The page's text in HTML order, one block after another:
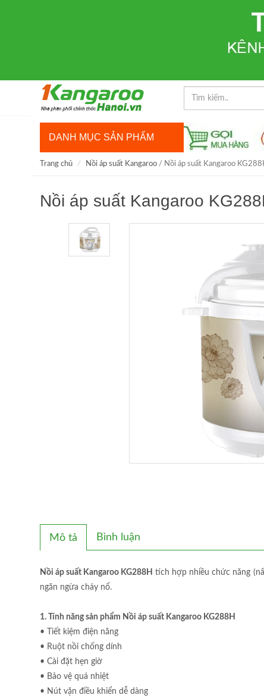
DANH MỤC SẢN PHẨM
Trang chủ Nồi áp suất Kangaroo / Nồi áp suất Kangaroo
Nồi áp suất Kangaroo
Mô tả Bình luận
Nồi áp suất Kangaroo KG288H tích hợp nhiều chức năng
ngăn ngừa cháy nổ.
1. Tính năng sản phẩm Nồi áp suất Kangaroo KG288H
• Tiết kiệm điện năng
• ​Ruột nồi chống dính
• ​Cài đặt hẹn giờ
• ​Bảo vệ quá nhiệt
• ​Nút vặn điều khiển dễ dàng